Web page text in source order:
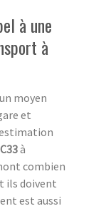
à une
à
moyen
et
à
combien
ils doivent
est aussi